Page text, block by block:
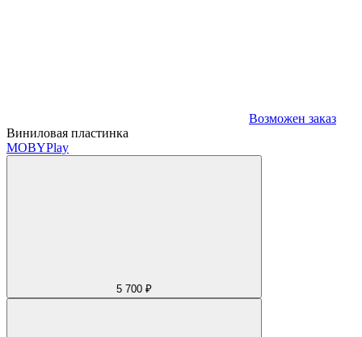
Возможен заказ
Виниловая пластинка
MOBYPlay
5 700 ₽